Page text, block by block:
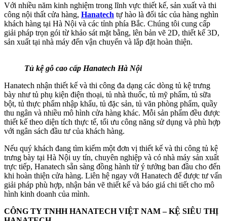
Với nhiều năm kinh nghiệm trong lĩnh vực thiết kế, sản xuất và thi
công nội thất cửa hàng, Hanatech tự hào là đối tác của hàng nghìn
khách hàng tại Hà Nội và các tỉnh phía Bắc. Chúng tôi cung cấp
giải pháp trọn gói từ khảo sát mặt bằng, lên bản vẽ 2D, thiết kế 3D,
sản xuất tại nhà máy đến vận chuyển và lắp đặt hoàn thiện.
Tủ kệ gỗ cao cấp Hanatech Hà Nội
Hanatech nhận thiết kế và thi công đa dạng các dòng tủ kệ trưng
bày như tủ phụ kiện điện thoại, tủ nhà thuốc, tủ mỹ phẩm, tủ sữa
bột, tủ thực phẩm nhập khẩu, tủ đặc sản, tủ văn phòng phẩm, quầy
thu ngân và nhiều mô hình cửa hàng khác. Mỗi sản phẩm đều được
thiết kế theo diện tích thực tế, tối ưu công năng sử dụng và phù hợp
với ngân sách đầu tư của khách hàng.
Nếu quý khách đang tìm kiếm một đơn vị thiết kế và thi công tủ kệ
trưng bày tại Hà Nội uy tín, chuyên nghiệp và có nhà máy sản xuất
trực tiếp, Hanatech sẵn sàng đồng hành từ ý tưởng ban đầu cho đến
khi hoàn thiện cửa hàng. Liên hệ ngay với Hanatech để được tư vấn
giải pháp phù hợp, nhận bản vẽ thiết kế và báo giá chi tiết cho mô
hình kinh doanh của mình.
CÔNG TY TNHH HANATECH VIỆT NAM – KỆ SIÊU THỊ